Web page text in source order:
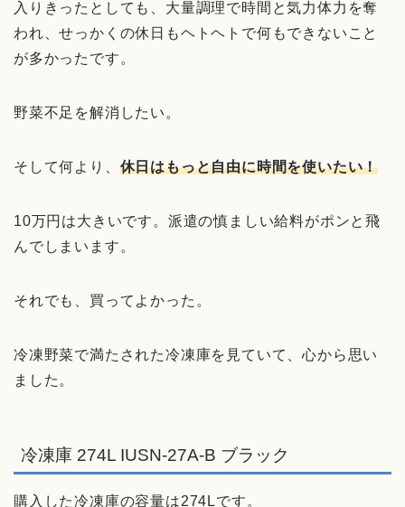
入りきったとしても、大量調理で時間と気力体力を奪
われ、せっかくの休日もヘトヘトで何もできないこと
が多かったです。
野菜不足を解消したい。
そして何より、 休日はもっと自由に時間を使いたい！
10万円は大きいです。派遣の慎ましい給料がポンと飛
んでしまいます。
それでも、買ってよかった。
冷凍野菜で満たされた冷凍庫を見ていて、心から思い
ました。
冷凍庫 274L IUSN-27A-B ブラック
購入した冷凍庫の容量は274Lです。